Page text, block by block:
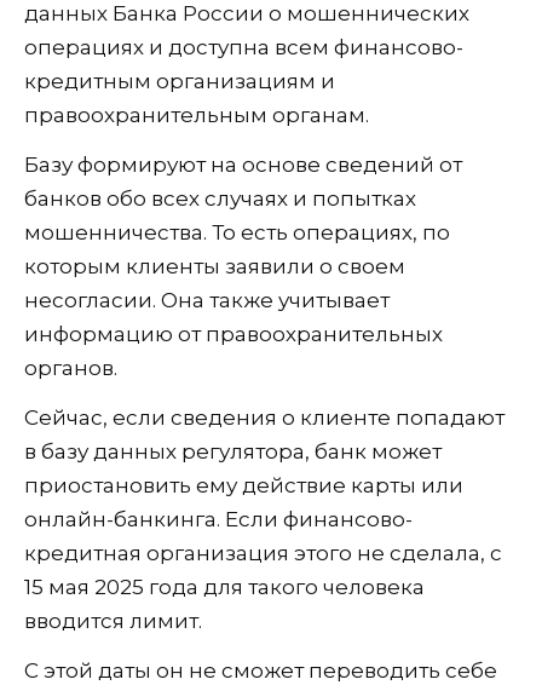
данных Банка России о мошеннических
операциях и доступна всем финансово-
кредитным организациям и
правоохранительным органам.
Базу формируют на основе сведений от
банков обо всех случаях и попытках
мошенничества. То есть операциях, по
которым клиенты заявили о своем
несогласии. Она также учитывает
информацию от правоохранительных
органов.
Сейчас, если сведения о клиенте попадают
в базу данных регулятора, банк может
приостановить ему действие карты или
онлайн-банкинга. Если финансово-
кредитная организация этого не сделала, с
15 мая 2025 года для такого человека
вводится лимит.
С этой даты он не сможет переводить себе